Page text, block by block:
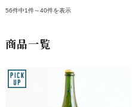
56件中1件～40件を表示
商品一覧